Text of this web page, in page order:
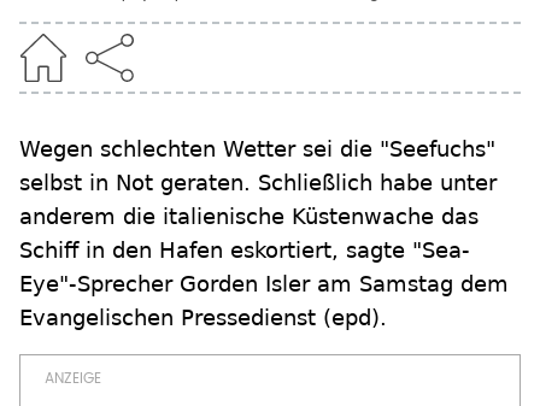
Wegen schlechten Wetter sei die "Seefuchs"
selbst in Not geraten. Schließlich habe unter
anderem die italienische Küstenwache das
Schiff in den Hafen eskortiert, sagte "Sea-
Eye"-Sprecher Gorden Isler am Samstag dem
Evangelischen Pressedienst (epd).